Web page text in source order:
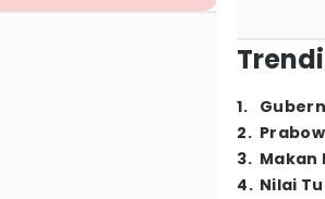
1.
2.
3. Makan
4. Nilai